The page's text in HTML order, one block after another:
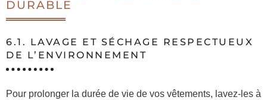
DURABLE
6.1. LAVAGE ET SÉCHAGE RESPECTUEUX
DE L’ENVIRONNEMENT
Pour prolonger la durée de vie de vos vêtements, lavez-les à